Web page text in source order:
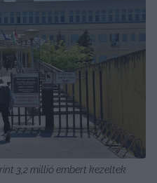
3,2 millió embert kezeltek